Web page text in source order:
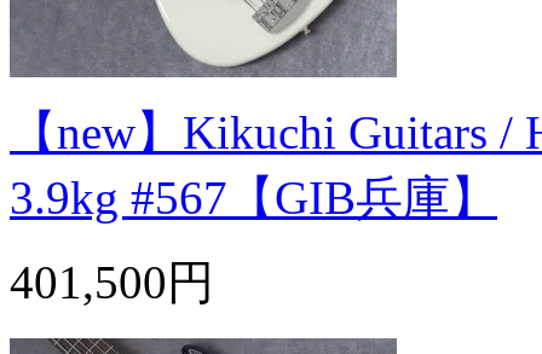
【new】Kikuchi Guitars /
3.9kg #567【GIB兵庫】
401,500円